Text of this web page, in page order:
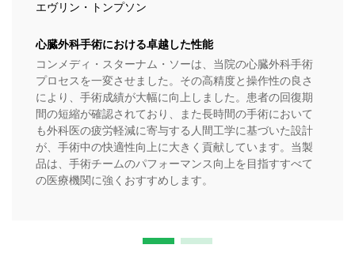
エヴリン・トンプソン
心臓外科手術における卓越した性能
コンメディ・スターナム・ソーは、当院の心臓外科手術
プロセスを一変させました。その高精度と操作性の良さ
により、手術成績が大幅に向上しました。患者の回復期
間の短縮が確認されており、また長時間の手術において
も外科医の疲労軽減に寄与する人間工学に基づいた設計
が、手術中の快適性向上に大きく貢献しています。当製
品は、手術チームのパフォーマンス向上を目指すすべて
の医療機関に強くおすすめします。